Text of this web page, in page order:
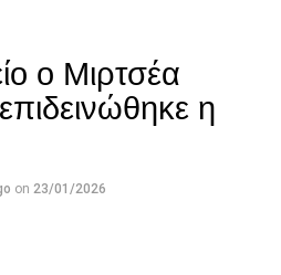
ο Μιρτσέα
η
on 23/01/2026